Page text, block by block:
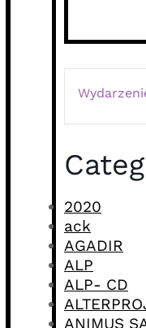
2020
ack
AGADIR
ALP
ALP- CD
ANIMUS